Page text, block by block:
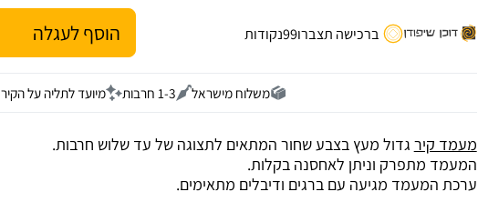
הוסף לעגלה ברכישה תצברו99נקודות
משלוח מישראל 1-3 חרבות מיועד לתליה על הקיר
מעמד קיר גדול מעץ בצבע שחור המתאים לתצוגה של עד שלוש חרבות.
המעמד מתפרק וניתן לאחסנה בקלות.
ערכת המעמד מגיעה עם ברגים ודיבלים מתאימים.